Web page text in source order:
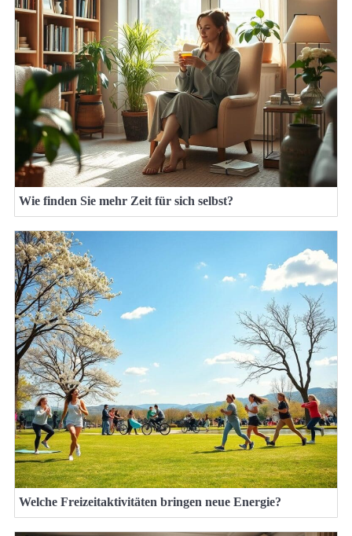
Wie finden Sie mehr Zeit für sich selbst?
Welche Freizeitaktivitäten bringen neue Energie?